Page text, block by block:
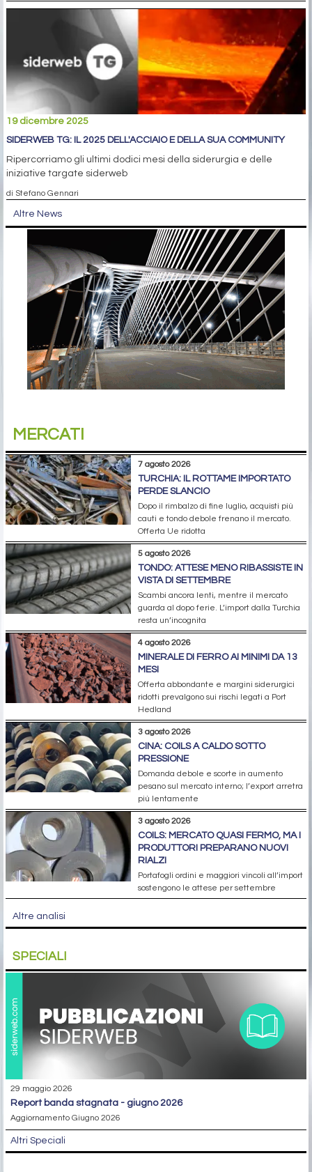
19 dicembre 2025
SIDERWEB TG: IL 2025 DELL'ACCIAIO E DELLA SUA COMMUNITY
Ripercorriamo gli ultimi dodici mesi della siderurgia e delle
iniziative targate siderweb
di Stefano Gennari
Altre News
MERCATI
7 agosto 2026
TURCHIA: IL ROTTAME IMPORTATO
PERDE SLANCIO
Dopo il rimbalzo di fine luglio, acquisti più
cauti e tondo debole frenano il mercato.
Offerta Ue ridotta
5 agosto 2026
TONDO: ATTESE MENO RIBASSISTE IN
VISTA DI SETTEMBRE
Scambi ancora lenti, mentre il mercato
guarda al dopo ferie. L’import dalla Turchia
resta un’incognita
4 agosto 2026
MINERALE DI FERRO AI MINIMI DA 13
MESI
Offerta abbondante e margini siderurgici
ridotti prevalgono sui rischi legati a Port
Hedland
3 agosto 2026
CINA: COILS A CALDO SOTTO
PRESSIONE
Domanda debole e scorte in aumento
pesano sul mercato interno; l’export arretra
più lentamente
3 agosto 2026
COILS: MERCATO QUASI FERMO, MA I
PRODUTTORI PREPARANO NUOVI
RIALZI
Portafogli ordini e maggiori vincoli all’import
sostengono le attese per settembre
Altre analisi
SPECIALI
29 maggio 2026
report banda stagnata - giugno 2026
Aggiornamento Giugno 2026
Altri Speciali